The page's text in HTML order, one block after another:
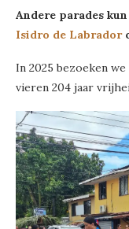
Andere parades
Isidro de Labrador
In 2025 bezoeken
vieren 204 jaar